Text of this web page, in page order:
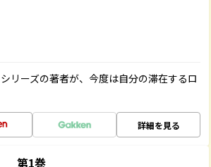
リーズの著者が、今度は自分の滞在するロ
詳細を見る
第1巻